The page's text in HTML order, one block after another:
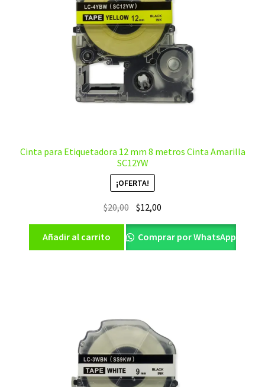
Cinta para Etiquetadora 12 mm 8 metros Cinta Amarilla
SC12YW
¡OFERTA!
$20,00 El
original
era:
$12,00
actual
es:
Añadir al carrito Comprar por WhatsApp